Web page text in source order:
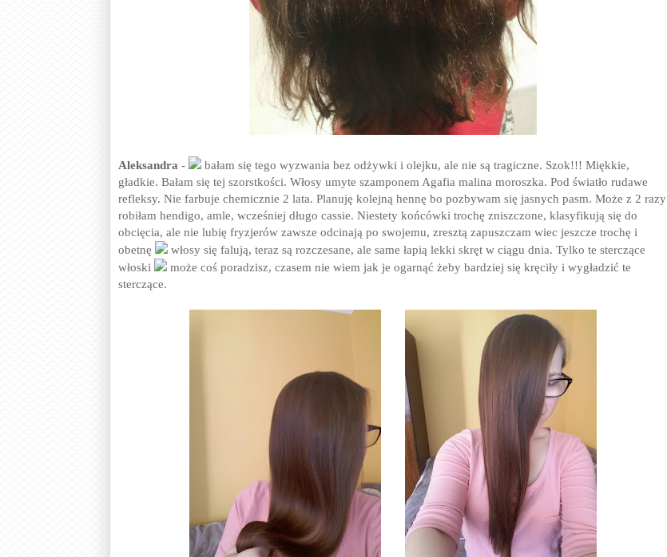
Aleksandra -
bałam się tego wyzwania bez odżywki i olejku, ale nie są tragiczne. Szok!!! Miękkie,
gładkie. Bałam się tej szorstkości. Włosy umyte szamponem Agafia malina moroszka. Pod światło rudawe
refleksy. Nie farbuje chemicznie 2 lata. Planuję kolejną hennę bo pozbywam się jasnych pasm. Może z 2 razy
robiłam hendigo, amle, wcześniej długo cassie. Niestety końcówki trochę zniszczone, klasyfikują się do
obcięcia, ale nie lubię fryzjerów zawsze odcinają po swojemu, zresztą zapuszczam wiec jeszcze trochę i
obetnę
włosy się falują, teraz są rozczesane, ale same łapią lekki skręt w ciągu dnia. Tylko te sterczące
włoski
może coś poradzisz, czasem nie wiem jak je ogarnąć żeby bardziej się kręciły i wygładzić te
sterczące.